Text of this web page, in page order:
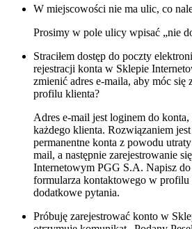
W miejscowości nie ma ulic, co
Prosimy w pole ulicy wpisać „nie
Straciłem dostęp do poczty
rejestracji konta w Sklepie
zmienić adres e-maila, aby móc się
profilu klienta?
Adres e-mail jest loginem do
każdego klienta. Rozwiązaniem
permanentne konta z powodu
mail, a następnie zarejestrowanie
Internetowym PGG S.A. Napisz do
formularza kontaktowego w profilu
dodatkowe pytania.
Próbuję zarejestrować konto w